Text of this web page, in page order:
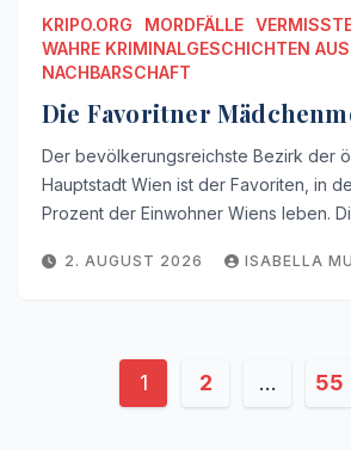
KRIPO.ORG MORDFÄLLE
WAHRE KRIMINALGESCHICHTEN AUS
NACHBARSCHAFT
Die Favoritner
Der bevölkerungsreichste Bezirk der
Hauptstadt Wien ist der Favoriten, in
Prozent der Einwohner Wiens leben.
2. AUGUST 2026 ISABELLA
1 2 … 55